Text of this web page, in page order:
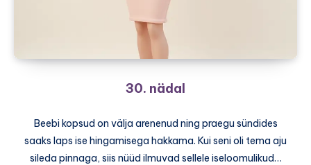
30. nädal
Beebi kopsud on välja arenenud ning praegu sündides
saaks laps ise hingamisega hakkama. Kui seni oli tema aju
sileda pinnaga, siis nüüd ilmuvad sellele iseloomulikud…